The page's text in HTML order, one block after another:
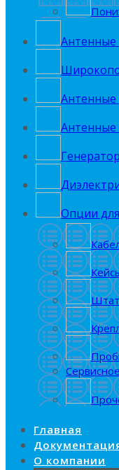
Антенные
Опции
Главная
О компании